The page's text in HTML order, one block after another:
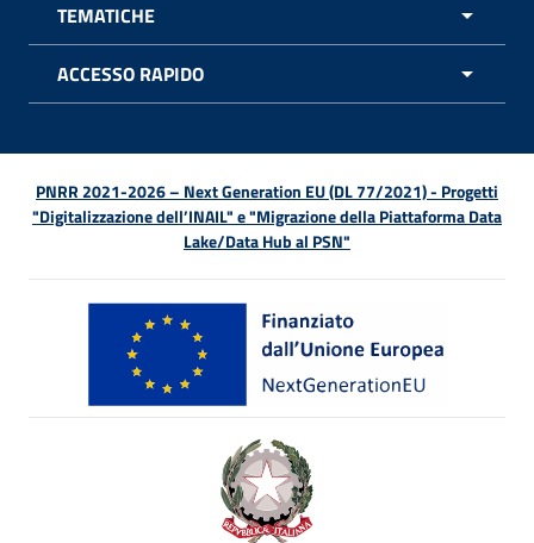
TEMATICHE
ACCESSO RAPIDO
PNRR 2021-2026 – Next Generation EU (DL 77/2021) - Progetti
"Digitalizzazione dell’INAIL" e "Migrazione della Piattaforma Data
Lake/Data Hub al PSN"